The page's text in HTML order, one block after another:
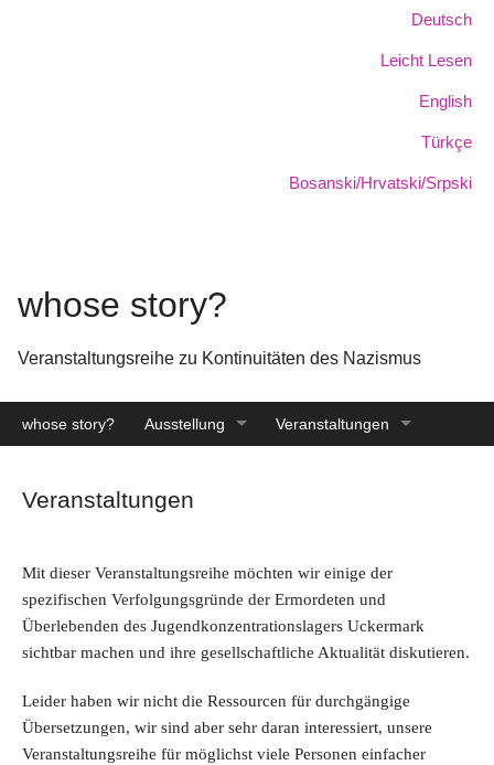
Deutsch
Leicht Lesen
English
Türkçe
Bosanski/Hrvatski/Srpski
whose story?
Veranstaltungsreihe zu Kontinuitäten des Nazismus
whose story? Ausstellung Veranstaltungen
Veranstaltungen
Mit dieser Veranstaltungsreihe möchten wir einige der
spezifischen Verfolgungsgründe der Ermordeten und
Überlebenden des Jugendkonzentrationslagers Uckermark
sichtbar machen und ihre gesellschaftliche Aktualität diskutieren.
Leider haben wir nicht die Ressourcen für durchgängige
Übersetzungen, wir sind aber sehr daran interessiert, unsere
Veranstaltungsreihe für möglichst viele Personen einfacher